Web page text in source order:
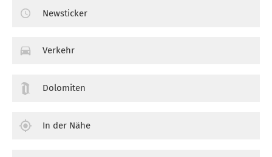
Newsticker
Verkehr
Dolomiten
In der Nähe